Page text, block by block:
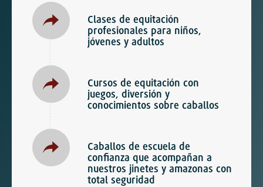
Clases de equitación
profesionales para niños,
jóvenes y adultos
Cursos de equitación con
juegos, diversión y
conocimientos sobre caballos
Caballos de escuela de
confianza que acompañan a
nuestros jinetes y amazonas con
total seguridad